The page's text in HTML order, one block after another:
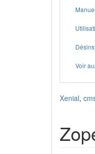
Manuel
Voir
Xenial,